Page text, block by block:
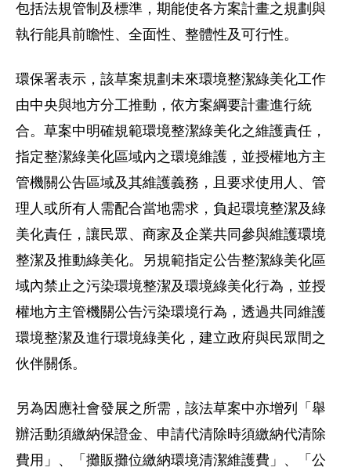
包括法規管制及標準，期能使各方案計畫之規劃與
執行能具前瞻性、全面性、整體性及可行性。
環保署表示，該草案規劃未來環境整潔綠美化工作
由中央與地方分工推動，依方案綱要計畫進行統
合。草案中明確規範環境整潔綠美化之維護責任，
指定整潔綠美化區域內之環境維護，並授權地方主
管機關公告區域及其維護義務，且要求使用人、管
理人或所有人需配合當地需求，負起環境整潔及綠
美化責任，讓民眾、商家及企業共同參與維護環境
整潔及推動綠美化。另規範指定公告整潔綠美化區
域內禁止之污染環境整潔及環境綠美化行為，並授
權地方主管機關公告污染環境行為，透過共同維護
環境整潔及進行環境綠美化，建立政府與民眾間之
伙伴關係。
另為因應社會發展之所需，該法草案中亦增列「舉
辦活動須繳納保證金、申請代清除時須繳納代清除
費用」、「攤販攤位繳納環境清潔維護費」、「公